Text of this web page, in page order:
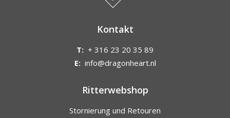
Kontakt
T: + 316 23 20 35 89
E: info@dragonheart.nl
Ritterwebshop
Stornierung und Retouren